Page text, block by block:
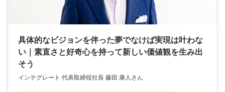
具体的なビジョンを伴った夢でなけば実現は叶わな
い｜素直さと好奇心を持って新しい価値観を生み出
そう
インテグレート 代表取締役社長 藤田 康人さん